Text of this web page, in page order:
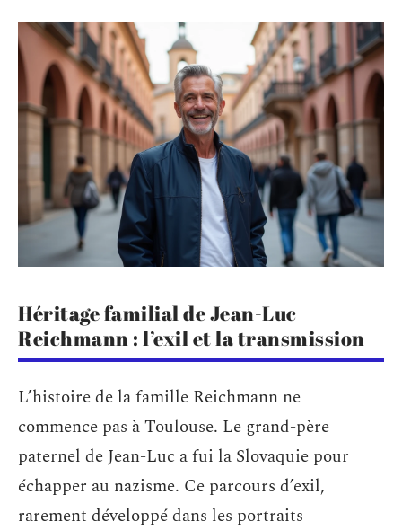
Héritage familial de Jean-Luc
Reichmann : l’exil et la transmission
L’histoire de la famille Reichmann ne
commence pas à Toulouse. Le grand-père
paternel de Jean-Luc a fui la Slovaquie pour
échapper au nazisme. Ce parcours d’exil,
rarement développé dans les portraits